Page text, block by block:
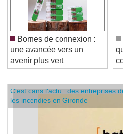
Bornes de connexion :
une avancée vers un
avenir plus vert
C'est dans l'actu : des entreprises
les incendies en Gironde